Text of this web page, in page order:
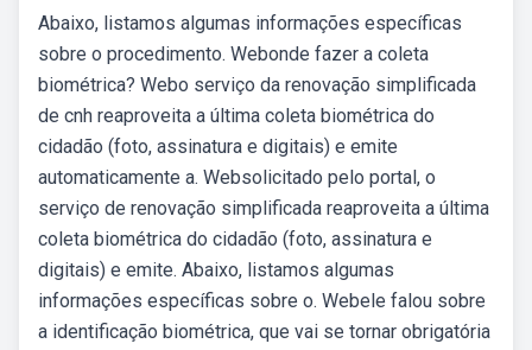
Abaixo, listamos algumas informações específicas
sobre o procedimento. Webonde fazer a coleta
biométrica? Webo serviço da renovação simplificada
de cnh reaproveita a última coleta biométrica do
cidadão (foto, assinatura e digitais) e emite
automaticamente a. Websolicitado pelo portal, o
serviço de renovação simplificada reaproveita a última
coleta biométrica do cidadão (foto, assinatura e
digitais) e emite. Abaixo, listamos algumas
informações específicas sobre o. Webele falou sobre
a identificação biométrica, que vai se tornar obrigatória